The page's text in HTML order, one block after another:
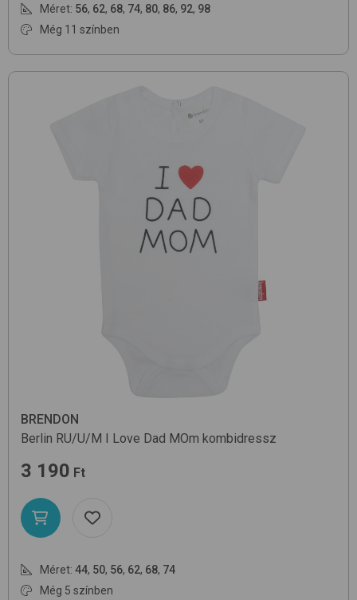
Méret: 56, 62, 68, 74, 80, 86, 92, 98
Még 11 színben
BRENDON
Berlin RU/U/M
I Love Dad MOm kombidressz
3 190 Ft
Méret: 44, 50, 56, 62, 68, 74
Még 5 színben